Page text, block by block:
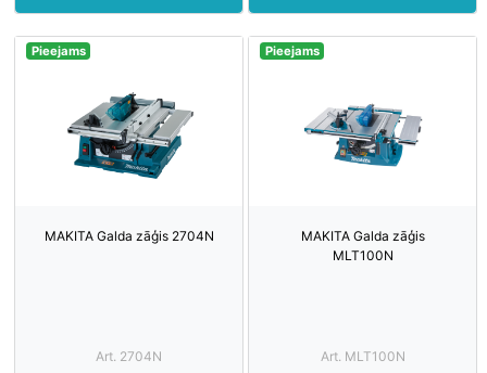
Pieejams
MAKITA Galda zāģis 2704N
Art. 2704N
Pieejams
MAKITA Galda zāģis
MLT100N
Art. MLT100N